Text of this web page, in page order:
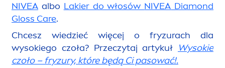
NIVEA albo Lakier do włosów NIVEA Diamond
Gloss Care.
Chcesz wiedzieć więcej o fryzurach dla
wysokiego czoła? Przeczytaj artykuł Wysokie
czoło – fryzury, które będą Ci pasować!.